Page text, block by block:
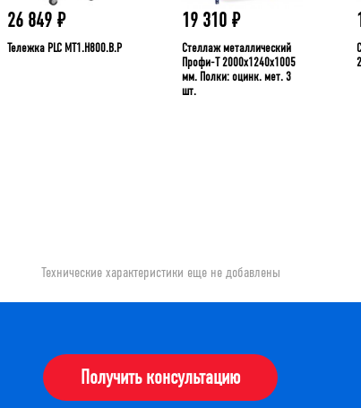
26 849 ₽
Тележка PLC МT1.H800.В.Р
19 310 ₽
Стеллаж металлический
Профи-Т 2000x1240x1005
мм. Полки: оцинк. мет. 3
шт.
Технические характеристики еще не добавлены
Получить консультацию